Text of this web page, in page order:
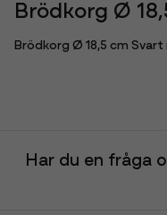
Brödkorg Ø
Brödkorg Ø 18,5 cm
Har du en fråga